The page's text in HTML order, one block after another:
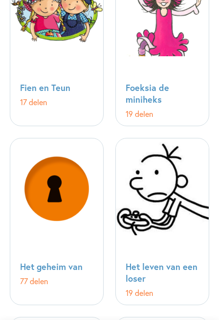
Fien en Teun
17 delen
Foeksia de
miniheks
19 delen
Het geheim van
77 delen
Het leven van een
loser
19 delen